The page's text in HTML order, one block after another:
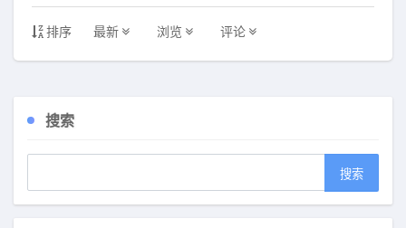
排序 最新 浏览 评论
搜索